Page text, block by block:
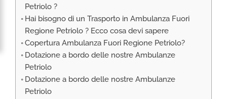
Petriolo ?
Hai bisogno di un Trasporto in Ambulanza Fuori
Regione Petriolo ? Ecco cosa devi sapere
Copertura Ambulanza Fuori Regione Petriolo?
Dotazione a bordo delle nostre Ambulanze
Petriolo
Dotazione a bordo delle nostre Ambulanze
Petriolo